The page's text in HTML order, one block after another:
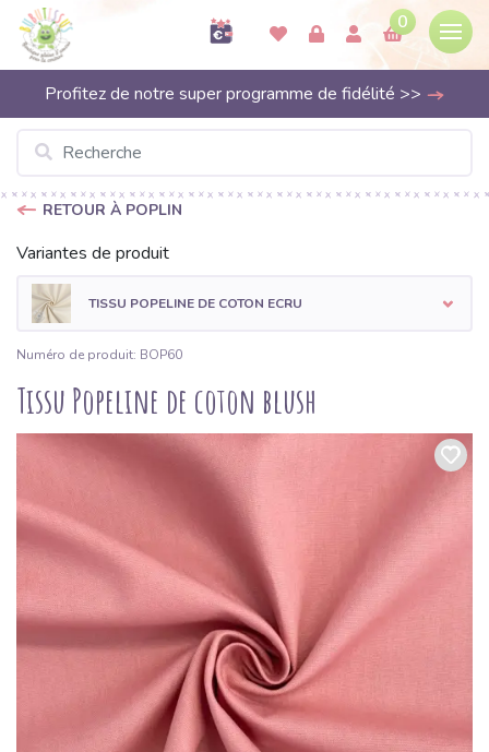
0
Profitez de notre super programme de fidélité >>
RETOUR À POPLIN
Variantes de produit
TISSU POPELINE DE COTON ECRU
Numéro de produit: BOP60
Tissu Popeline de coton blush